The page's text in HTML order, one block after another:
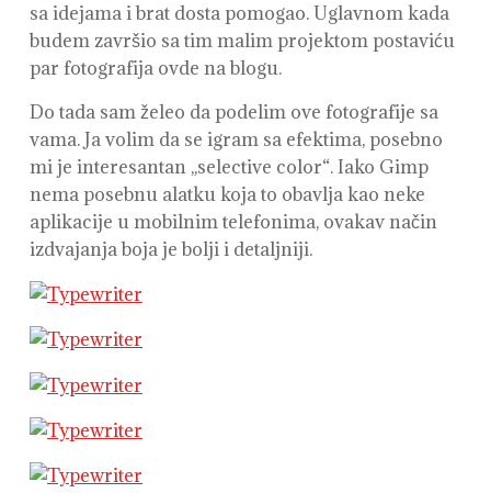
sa idejama i brat dosta pomogao. Uglavnom kada
budem završio sa tim malim projektom postaviću
par fotografija ovde na blogu.
Do tada sam želeo da podelim ove fotografije sa
vama. Ja volim da se igram sa efektima, posebno
mi je interesantan ,,selective color“. Iako Gimp
nema posebnu alatku koja to obavlja kao neke
aplikacije u mobilnim telefonima, ovakav način
izdvajanja boja je bolji i detaljniji.